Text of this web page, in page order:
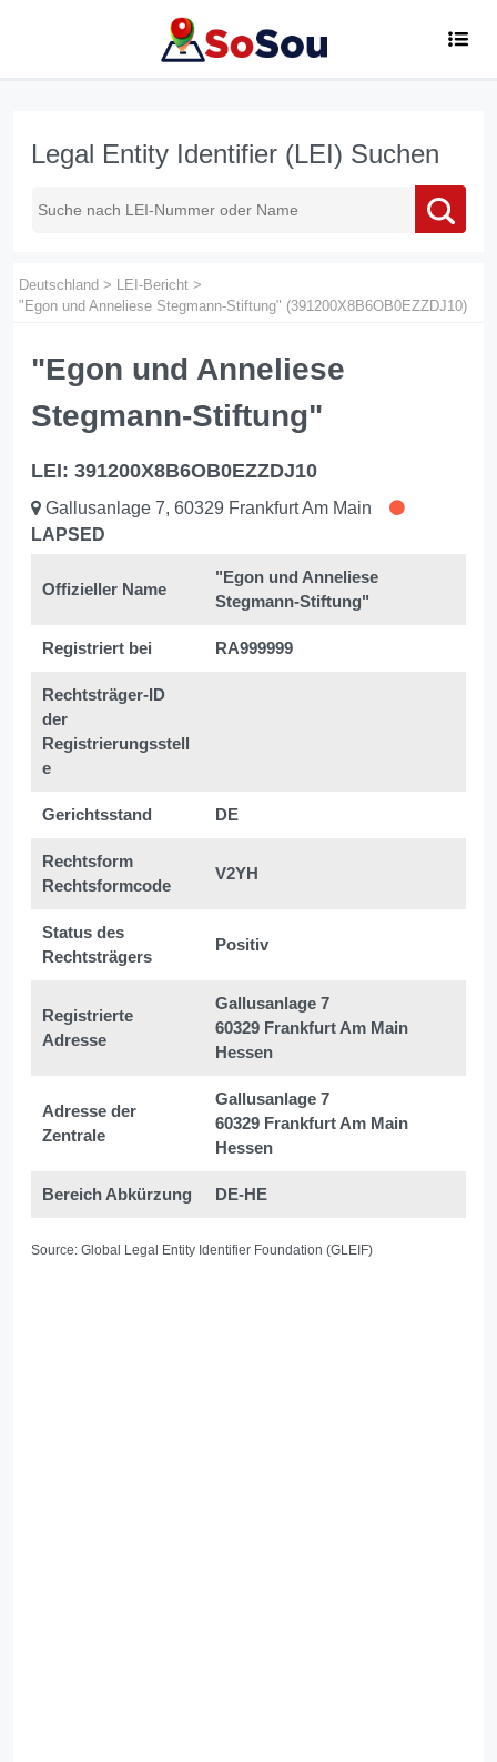
Legal Entity Identifier (LEI) Suchen
Deutschland > LEI-Bericht >
"Egon und Anneliese Stegmann-Stiftung" (391200X8B6OB0EZZDJ10)
"Egon und Anneliese
Stegmann-Stiftung"
LEI: 391200X8B6OB0EZZDJ10
Gallusanlage 7, 60329 Frankfurt Am Main
LAPSED
Offizieller Name
"Egon und Anneliese
Stegmann-Stiftung"
Registriert bei RA999999
Rechtsträger-ID
der
Registrierungsstell
e
Gerichtsstand DE
Rechtsform
Rechtsformcode
V2YH
Status des
Rechtsträgers
Positiv
Registrierte
Adresse
Gallusanlage 7
60329 Frankfurt Am Main
Hessen
Adresse der
Zentrale
Gallusanlage 7
60329 Frankfurt Am Main
Hessen
Bereich Abkürzung DE-HE
Source: Global Legal Entity Identifier Foundation (GLEIF)